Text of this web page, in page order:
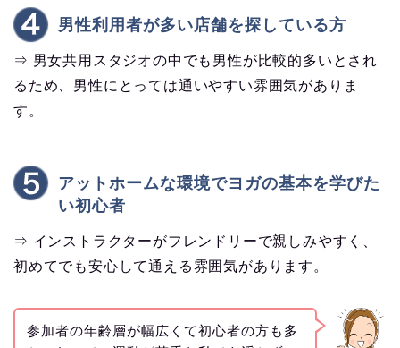
男性利用者が多い店舗を探している方
⇒ 男女共用スタジオの中でも男性が比較的多いとされ
るため、男性にとっては通いやすい雰囲気がありま
す。
アットホームな環境でヨガの基本を学びた
い初心者
⇒ インストラクターがフレンドリーで親しみやすく、
初めてでも安心して通える雰囲気があります。
参加者の年齢層が幅広くて初心者の方も多